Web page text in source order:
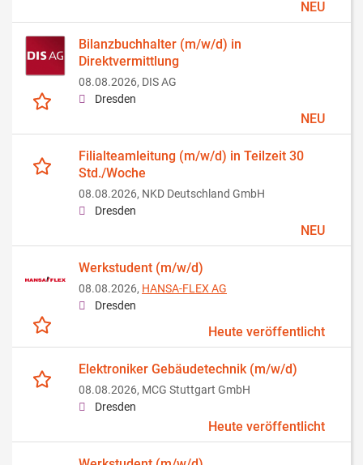
NEU
Bilanzbuchhalter (m/w/d) in
Direktvermittlung
08.08.2026, DIS AG
Dresden
NEU
Filialteamleitung (m/w/d) in Teilzeit 30
Std./Woche
08.08.2026, NKD Deutschland GmbH
Dresden
NEU
Werkstudent (m/w/d)
08.08.2026, HANSA-FLEX AG
Dresden
Heute veröffentlicht
Elektroniker Gebäudetechnik (m/w/d)
08.08.2026, MCG Stuttgart GmbH
Dresden
Heute veröffentlicht